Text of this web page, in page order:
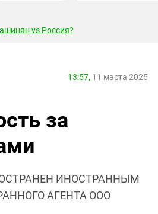
vs Россия?
13:57, 11 марта 2025
за
ИНОСТРАННЫМ
АГЕНТА ООО